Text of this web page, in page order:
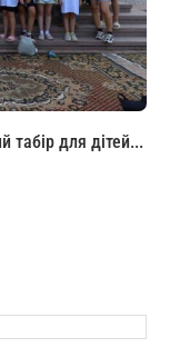
табір для дітей...